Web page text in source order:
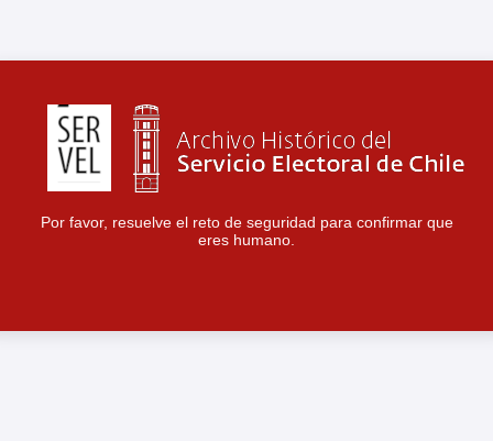
Por favor, resuelve el reto de seguridad para confirmar que
eres humano.